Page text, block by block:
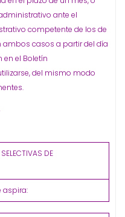
ante el
competente de los de
ambos casos a partir del día
el Boletín
del mismo modo
DE
aspira: